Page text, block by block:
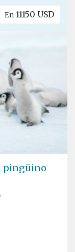
En 11150 USD
pingüino